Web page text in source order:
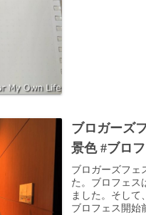
ブロガーズ
景色 #ブロ
ブロガーズフェ
た。ブロフェス
ました。そして
ブロフェス開始